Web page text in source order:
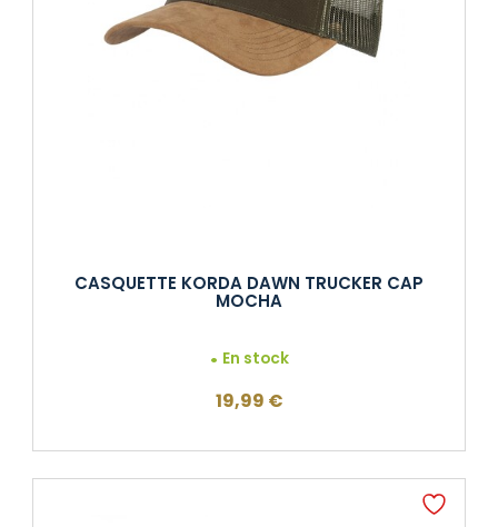
CASQUETTE KORDA DAWN TRUCKER CAP
MOCHA
En stock
19,99 €